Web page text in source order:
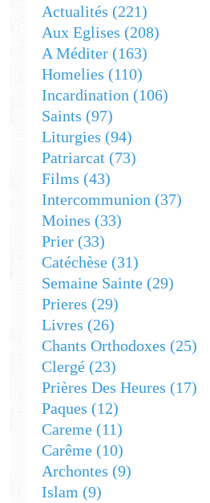
Actualités (221)
Aux Eglises (208)
A Méditer (163)
Homelies (110)
Incardination (106)
Saints (97)
Liturgies (94)
Patriarcat (73)
Films (43)
Intercommunion (37)
Moines (33)
Prier (33)
Catéchèse (31)
Semaine Sainte (29)
Prieres (29)
Livres (26)
Chants Orthodoxes (25)
Clergé (23)
Prières Des Heures (17)
Paques (12)
Careme (11)
Carême (10)
Archontes (9)
Islam (9)